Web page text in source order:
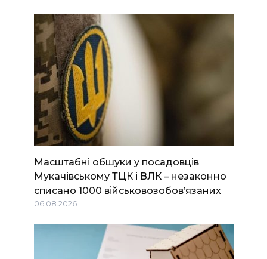
Масштабні обшуки у посадовців
Мукачівському ТЦК і ВЛК – незаконно
списано 1000 військовозобов’язаних
06.08.2026